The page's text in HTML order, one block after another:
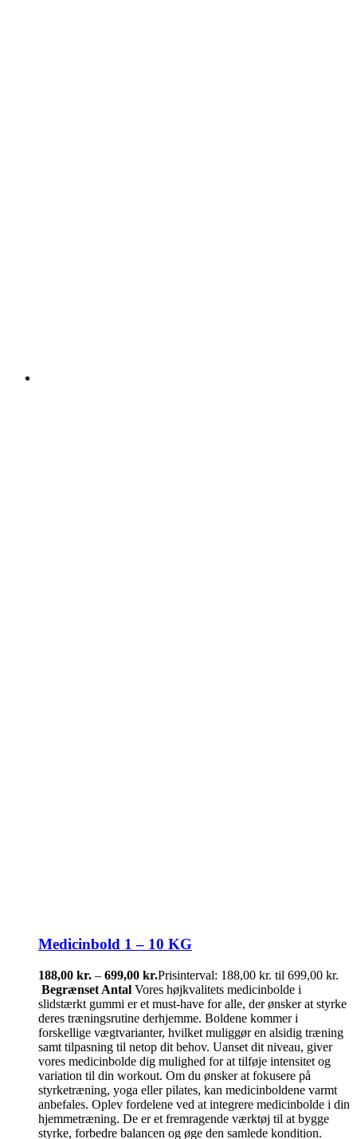
Medicinbold 1 – 10 KG
188,00 kr. – 699,00 kr.Prisinterval: 188,00 kr. til 699,00 kr.
Begrænset Antal Vores højkvalitets medicinbolde i
slidstærkt gummi er et must-have for alle, der ønsker at styrke
deres træningsrutine derhjemme. Boldene kommer i
forskellige vægtvarianter, hvilket muliggør en alsidig træning
samt tilpasning til netop dit behov. Uanset dit niveau, giver
vores medicinbolde dig mulighed for at tilføje intensitet og
variation til din workout. Om du ønsker at fokusere på
styrketræning, yoga eller pilates, kan medicinboldene varmt
anbefales. Oplev fordelene ved at integrere medicinbolde i din
hjemmetræning. De er et fremragende værktøj til at bygge
styrke, forbedre balancen og øge den samlede kondition.